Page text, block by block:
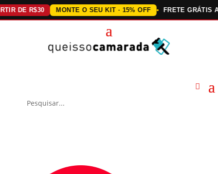
R$30 MONTE O SEU KIT · 15% OFF FRETE GRÁTIS